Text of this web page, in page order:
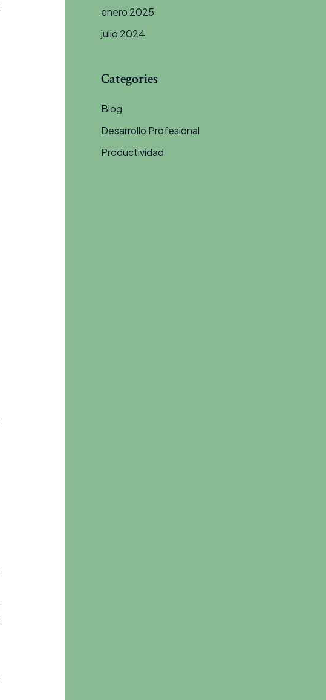
enero 2025
julio 2024
Categories
Blog
Desarrollo Profesional
Productividad